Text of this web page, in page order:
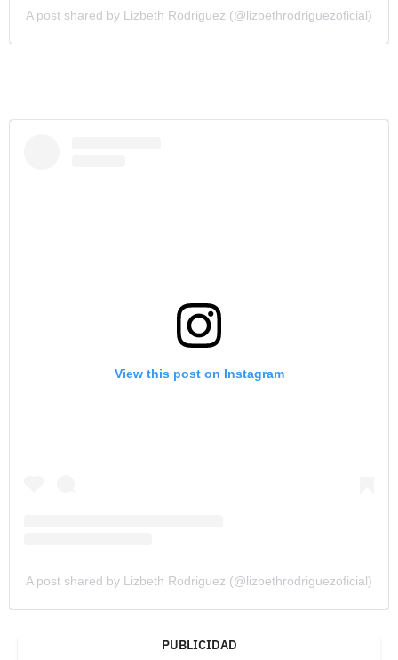
A post shared by Lizbeth Rodriguez (@lizbethrodriguezoficial)
View this post on Instagram
A post shared by Lizbeth Rodriguez (@lizbethrodriguezoficial)
PUBLICIDAD